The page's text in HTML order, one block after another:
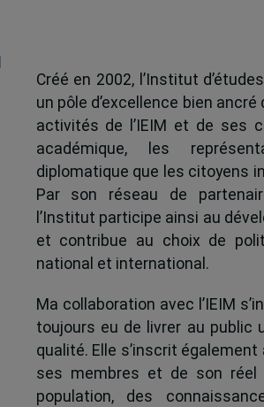
Créé en 2002, l’Institut
un pôle d’excellence bien
activités de l’IEIM et de ses
académique, les
diplomatique que les citoyens
Par son réseau de
l’Institut participe ainsi au
et contribue au choix de
national et international.
Ma collaboration avec l’IEIM
toujours eu de livrer au public
qualité. Elle s’inscrit
ses membres et de son réel
population, des